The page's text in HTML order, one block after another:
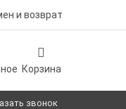
и возврат
Корзина
звонок